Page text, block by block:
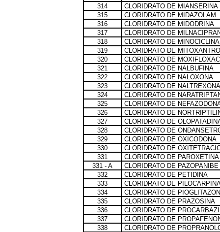
314
CLORIDRATO DE MIANSERINA
315
CLORIDRATO DE MIDAZOLAM
316
CLORIDRATO DE MIDODRINA
317
CLORIDRATO DE
318
CLORIDRATO DE MINOCICLINA
319
CLORIDRATO DE
320
CLORIDRATO DE
321
CLORIDRATO DE NALBUFINA
322
CLORIDRATO DE NALOXONA
323
CLORIDRATO DE NALTREXONA
324
CLORIDRATO DE
325
CLORIDRATO DE
326
CLORIDRATO DE
327
CLORIDRATO DE
328
CLORIDRATO DE
329
CLORIDRATO DE OXICODONA
330
CLORIDRATO DE
331
CLORIDRATO DE PAROXETINA
331 - A
CLORIDRATO DE PAZOPANIBE
332
CLORIDRATO DE PETIDINA
333
CLORIDRATO DE
334
CLORIDRATO DE
335
CLORIDRATO DE PRAZOSINA
336
CLORIDRATO DE
337
CLORIDRATO DE
338
CLORIDRATO DE